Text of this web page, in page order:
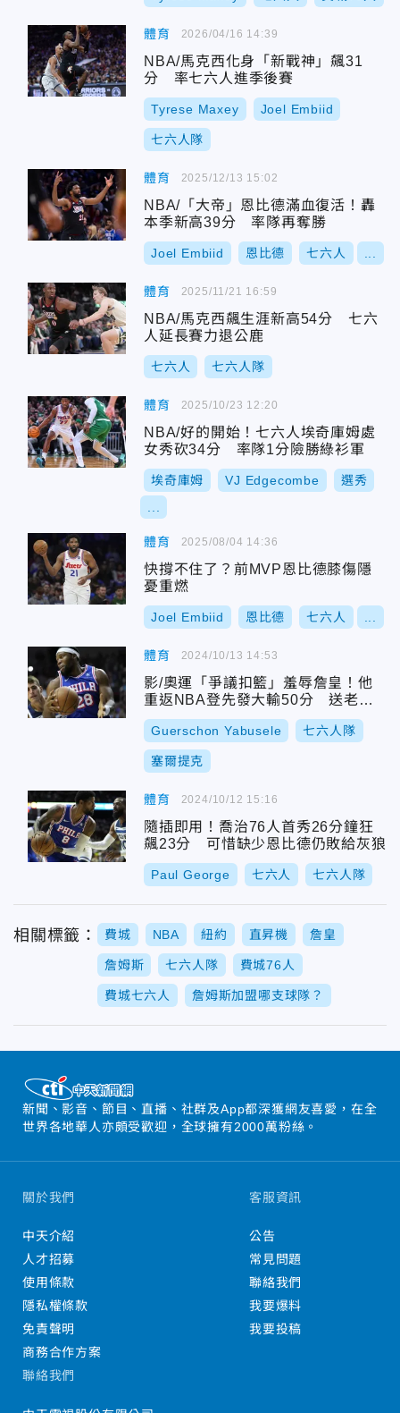
體育
NBA/馬克西化身「新戰神」飆31
分 率七六人進季後賽
Tyrese Maxey Joel Embiid
七六人隊
2026/04/16 14:39
體育
NBA/「大帝」恩比德滿血復活！轟
本季新高39分 率隊再奪勝
Joel Embiid 恩比德 七六人
2025/12/13 15:02
體育
NBA/馬克西飆生涯新高54分 七六
人延長賽力退公鹿
七六人 七六人隊
2025/11/21 16:59
體育
NBA/好的開始！七六人埃奇庫姆處
女秀砍34分 率隊1分險勝綠衫軍
埃奇庫姆 VJ Edgecombe 選秀
2025/10/23 12:20
體育
快撐不住了？前MVP恩比德膝傷隱
憂重燃
Joel Embiid 恩比德 七六人
2025/08/04 14:36
體育
影/奧運「爭議扣籃」羞辱詹皇！他
重返NBA登先發大輸50分 送老東
家綠衫軍大禮
Guerschon Yabusele 七六人隊
塞爾提克
2024/10/13 14:53
體育
隨插即用！喬治76人首秀26分鐘狂
飆23分 可惜缺少恩比德仍敗給灰狼
Paul George 七六人 七六人隊
2024/10/12 15:16
相關標籤： 費城 NBA 紐約 直昇機 詹皇
詹姆斯 七六人隊 費城76人
費城七六人 詹姆斯加盟哪支球隊？
新聞、影音、節目、直播、社群及App都深獲網友喜愛，在全
世界各地華人亦頗受歡迎，全球擁有2000萬粉絲。
關於我們
中天介紹
人才招募
使用條款
隱私權條款
免責聲明
商務合作方案
客服資訊
公告
常見問題
聯絡我們
我要爆料
我要投稿
聯絡我們